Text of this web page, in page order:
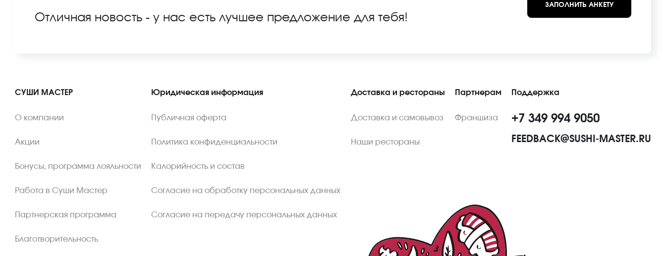
Отличная новость - у нас есть лучшее предложение для тебя!
ЗАПОЛНИТЬ АНКЕТУ
СУШИ МАСТЕР
О компании
Акции
Бонусы, программа лояльности
Работа в Суши Мастер
Партнерская программа
Благотворительность
Юридическая информация
Публичная оферта
Политика конфиденциальности
Калорийность и состав
Согласие на обработку персональных данных
Согласие на передачу персональных данных
Доставка и рестораны
Доставка и самовывоз
Наши рестораны
Партнерам
Франшиза
Поддержка
+7 349 994 9050
FEEDBACK@SUSHI-MASTER.RU